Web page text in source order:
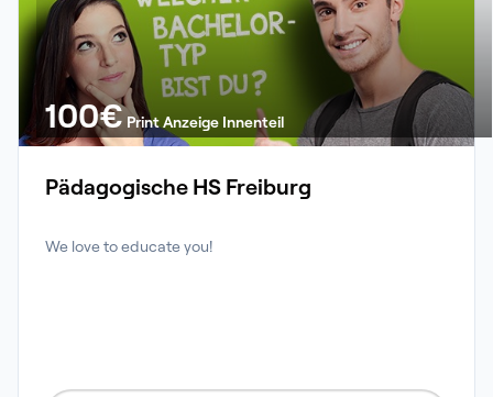
100€ Print Anzeige Innenteil
Pädagogische HS Freiburg
We love to educate you!